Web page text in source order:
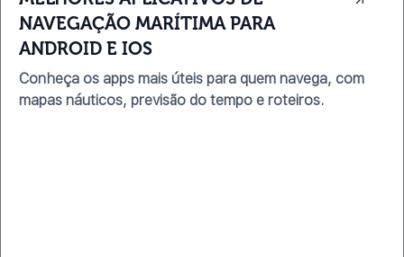
NAVEGAÇÃO MARÍTIMA PARA
ANDROID E IOS
Conheça os apps mais úteis para quem navega, com
mapas náuticos, previsão do tempo e roteiros.